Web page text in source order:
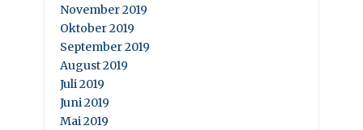
November 2019
Oktober 2019
September 2019
August 2019
Juli 2019
Juni 2019
Mai 2019